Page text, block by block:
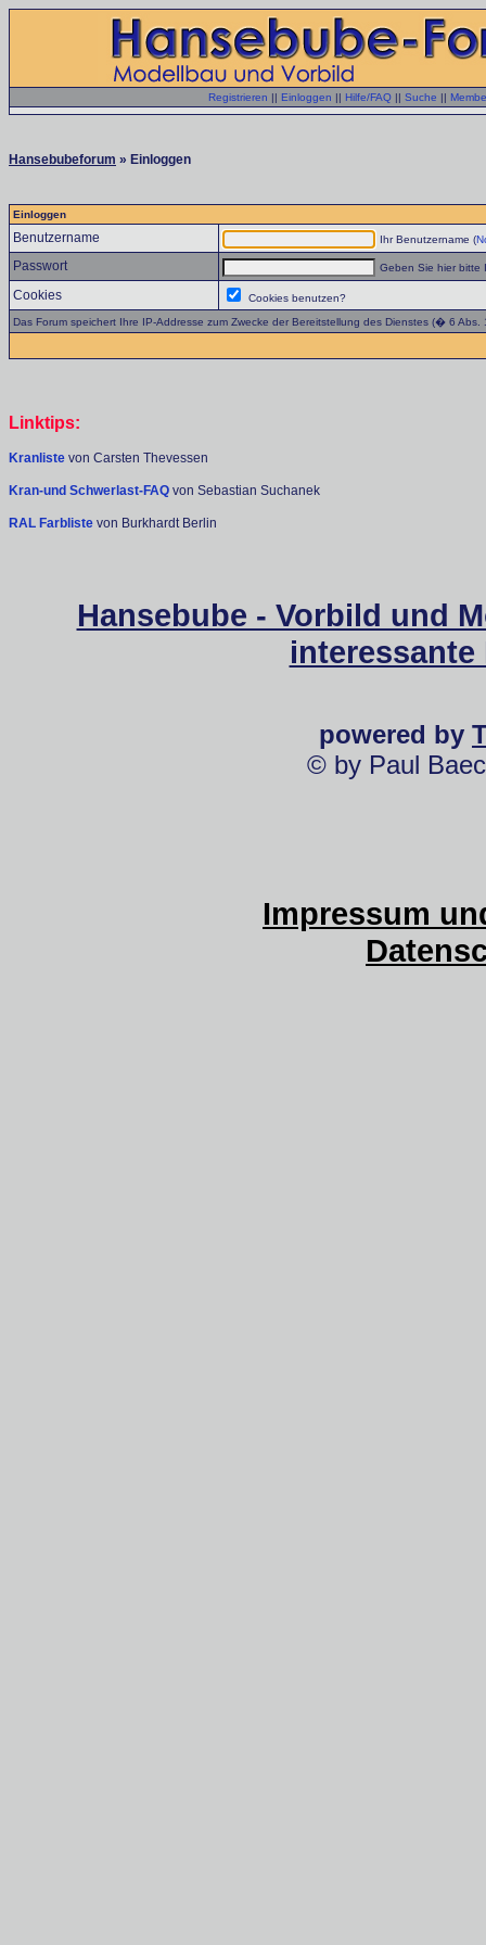
Registrieren || Einloggen || Hilfe/FAQ || Suche ||
Hansebubeforum » Einloggen
Einloggen
Benutzername Ihr Benutzername (
Passwort Geben Sie hier bitte
Cookies
Cookies benutzen?
Das Forum speichert Ihre IP-Addresse zum Zwecke der Bereitstellung des Dienstes (� 6
Linktips:
Kranliste von Carsten Thevessen
Kran-und Schwerlast-FAQ von Sebastian Suchanek
RAL Farbliste von Burkhardt Berlin
Hansebube - Vorbild und
powered by
© by Paul
Impressum